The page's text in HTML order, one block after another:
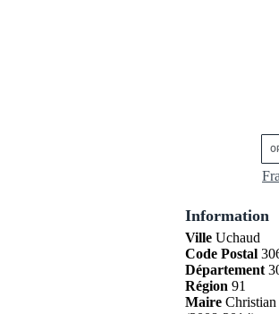
Information
VilleUchaud
Code Postal
Département
Région 91
MaireChristian